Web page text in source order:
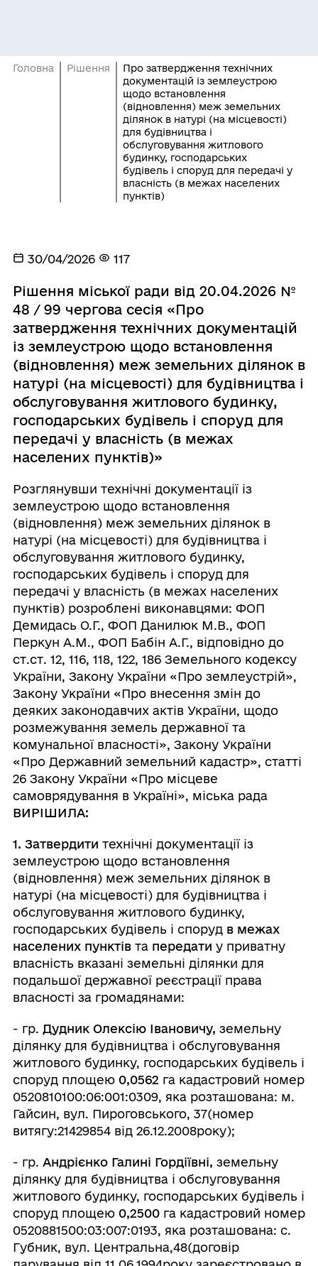
Головна Рішення
Про затвердження технічних
документацій із землеустрою
щодо встановлення
(відновлення) меж земельних
ділянок в натурі (на місцевості)
для будівництва і
обслуговування житлового
будинку, господарських
будівель і споруд для передачі у
власність (в межах населених
пунктів)
30/04/2026 117
Рішення міської ради від 20.04.2026 №
48 / 99 чергова сесія «Про
затвердження технічних документацій
із землеустрою щодо встановлення
(відновлення) меж земельних ділянок в
натурі (на місцевості) для будівництва і
обслуговування житлового будинку,
господарських будівель і споруд для
передачі у власність (в межах
населених пунктів)»
Розглянувши технічні документації із
землеустрою щодо встановлення
(відновлення) меж земельних ділянок в
натурі (на місцевості) для будівництва і
обслуговування житлового будинку,
господарських будівель і споруд для
передачі у власність (в межах населених
пунктів) розроблені виконавцями: ФОП
Демидась О.Г., ФОП Данилюк М.В., ФОП
Перкун А.М., ФОП Бабін А.Г., відповідно до
cт.ст. 12, 116, 118, 122, 186 Земельного кодексу
України, Закону України «Про землеустрій»,
Закону України «Про внесення змін до
деяких законодавчих актів України, щодо
розмежування земель державної та
комунальної власності», Закону України
«Про Державний земельний кадастр», статті
26 Закону України «Про місцеве
самоврядування в Україні», міська рада
ВИРІШИЛА:
1. Затвердити технічні документації із
землеустрою щодо встановлення
(відновлення) меж земельних ділянок в
натурі (на місцевості) для будівництва і
обслуговування житлового будинку,
господарських будівель і споруд в межах
населених пунктів та передати у приватну
власність вказані земельні ділянки для
подальшої державної реєстрації права
власності за громадянами:
- гр. Дудник Олексію Івановичу, земельну
ділянку для будівництва і обслуговування
житлового будинку, господарських будівель і
споруд площею 0,0562 га кадастровий номер
0520810100:06:001:0309, яка розташована: м.
Гайсин, вул. Пироговського, 37(номер
витягу:21429854 від 26.12.2008року);
- гр. Андрієнко Галині Гордіївні, земельну
ділянку для будівництва і обслуговування
житлового будинку, господарських будівель і
споруд площею 0,2500га кадастровий номер
0520881500:03:007:0193, яка розташована: с.
Губник, вул. Центральна,48(договір